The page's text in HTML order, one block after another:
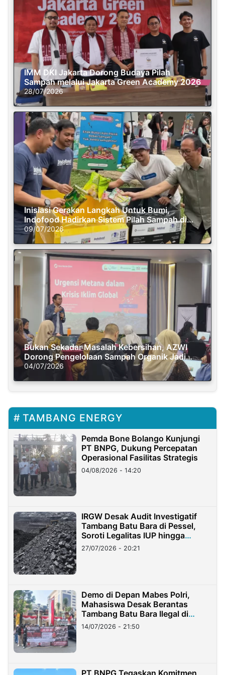
IMM DKI Jakarta Dorong Budaya Pilah
Sampah melalui Jakarta Green Academy 2026
28/07/2026
Inisiasi Gerakan Langkah Untuk Bumi,
Indofood Hadirkan Sistem Pilah Sampah di
Semasa Piknik
09/07/2026
Bukan Sekadar Masalah Kebersihan, AZWI
Dorong Pengelolaan Sampah Organik Jadi
Solusi Krisis Iklim
04/07/2026
TAMBANG ENERGY
Pemda Bone Bolango Kunjungi
PT BNPG, Dukung Percepatan
Operasional Fasilitas Strategis
04/08/2026 - 14:20
IRGW Desak Audit Investigatif
Tambang Batu Bara di Pessel,
Soroti Legalitas IUP hingga
Stockpile
27/07/2026 - 20:21
Demo di Depan Mabes Polri,
Mahasiswa Desak Berantas
Tambang Batu Bara Ilegal di
Lampung
14/07/2026 - 21:50
PT BNPG Tegaskan Komitmen